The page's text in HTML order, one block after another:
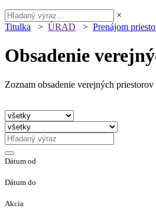
×
Titulka > ÚRAD > Prenájom
Obsadenie
Zoznam obsadenie verejných
Dátum od
Dátum do
Akcia